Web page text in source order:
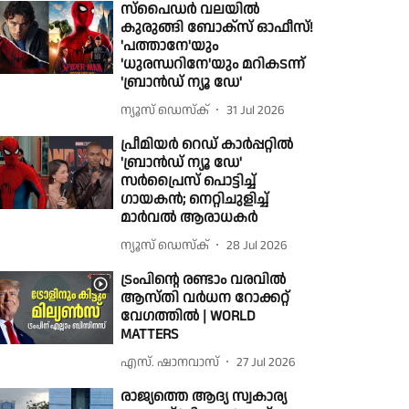
സ്പൈഡർ വലയിൽ
കുരുങ്ങി ബോക്സ് ഓഫീസ്!
'പത്താനേ'യും
'ധുരന്ധറിനേ'യും മറികടന്ന്
'ബ്രാൻഡ് ന്യൂ ഡേ'
ന്യൂസ് ഡെസ്ക് 31 Jul 2026
പ്രീമിയർ റെഡ് കാർപ്പറ്റിൽ
'ബ്രാൻഡ് ന്യൂ ഡേ'
സർപ്രൈസ് പൊട്ടിച്ച്
ഗായകൻ; നെറ്റിചുളിച്ച്
മാർവൽ ആരാധകർ
ന്യൂസ് ഡെസ്ക് 28 Jul 2026
ട്രംപിന്റെ രണ്ടാം വരവില്‍
ആസ്തി വര്‍ധന റോക്കറ്റ്
വേഗത്തില്‍ | WORLD
MATTERS
എസ്. ഷാനവാസ് 27 Jul 2026
രാജ്യത്തെ ആദ്യ സ്വകാര്യ